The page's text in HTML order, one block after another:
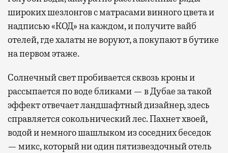
широких шезлонгов с матрасами винного цвета и
надписью «КОД» на каждом, и получите вайб
отелей, где халаты не воруют, а покупают в бутике
на первом этаже.
Солнечный свет пробивается сквозь кроны и
рассыпается по воде бликами — в Дубае за такой
эффект отвечает ландшафтный дизайнер, здесь
справляется сокольнический лес. Пахнет хвоей,
водой и немного шашлыком из соседних беседок
— микс, который ни один пятизвездочный отель